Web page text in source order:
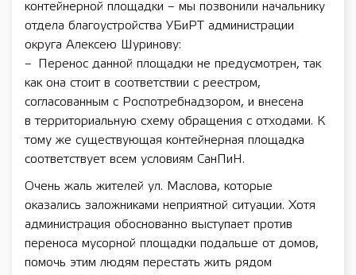
контейнерной площадки – мы позвонили начальнику
отдела благоустройства УБиРТ администрации
округа Алексею Шуринову:
– Перенос данной площадки не предусмотрен, так
как она стоит в соответствии с реестром,
согласованным с Роспотребнадзором, и внесена
в территориальную схему обращения с отходами. К
тому же существующая контейнерная площадка
соответствует всем условиям СанПиН.
Очень жаль жителей ул. Маслова, которые
оказались заложниками неприятной ситуации. Хотя
администрация обоснованно выступает против
переноса мусорной площадки подальше от домов,
помочь этим людям перестать жить рядом